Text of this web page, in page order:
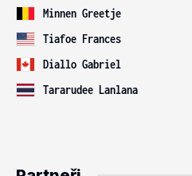
Minnen Greetje
Tiafoe Frances
Diallo Gabriel
Tararudee Lanlana